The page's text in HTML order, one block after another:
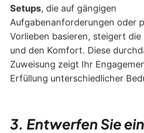
Setups, die auf gängigen
Aufgabenanforderungen oder
Vorlieben basieren, steigert
und den Komfort. Diese
Zuweisung zeigt Ihr
Erfüllung unterschiedlicher
3. Entwerfen Sie